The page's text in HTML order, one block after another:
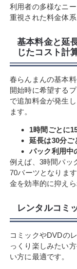
利用者の多様なニ
重視された料金体系
基本料金と延
じたコスト計
春らんまんの基本
開始時に希望する
で追加料金が発生
ます。
1時間ごとに
延長は30分ご
パック利用中
例えば、3時間パッ
70バーツとなりま
金を効率的に抑えら
レンタルコミ
コミックやDVDの
っくり楽しみたい
い方に最適です。